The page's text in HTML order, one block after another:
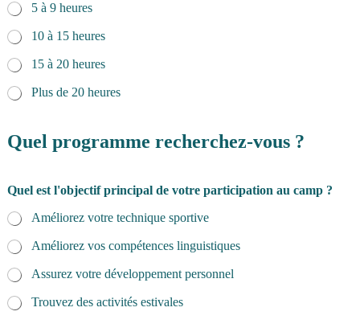
5 à 9 heures
10 à 15 heures
15 à 20 heures
Plus de 20 heures
Quel programme recherchez-vous ?
Quel est l'objectif principal de votre participation au camp ?
Améliorez votre technique sportive
Améliorez vos compétences linguistiques
Assurez votre développement personnel
Trouvez des activités estivales